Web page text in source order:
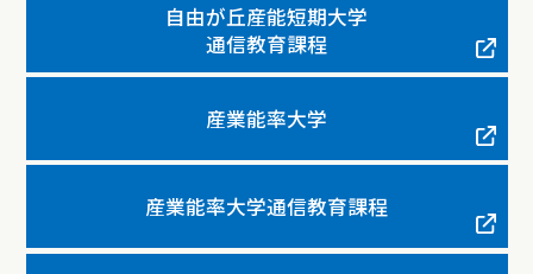
自由が丘産能短期大学
通信教育課程
産業能率大学
産業能率大学通信教育課程